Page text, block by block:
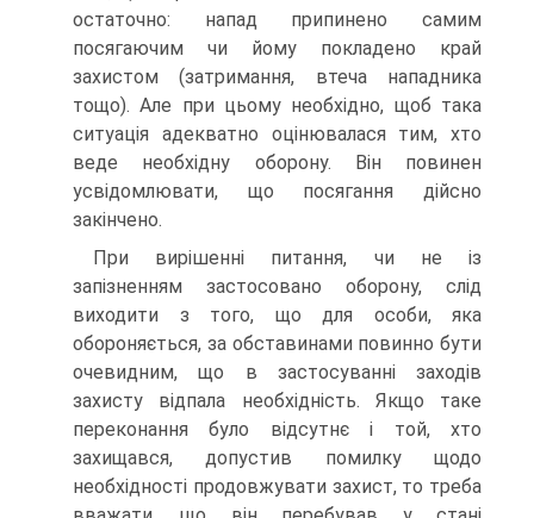
остаточно: напад припинено самим
посягаючим чи йому покладено край
захистом (затримання, втеча нападника
тощо). Але при цьому необхідно, щоб така
ситуація адекватно оцінювалася тим, хто
веде необхідну оборону. Він повинен
усвідомлювати, що посягання дійсно
закінчено.
При вирішенні питання, чи не із
запізненням застосовано оборону, слід
виходити з того, що для особи, яка
обороняється, за обставинами повинно бути
очевидним, що в застосуванні заходів
захисту відпала необхідність. Якщо таке
переконання було відсутнє і той, хто
захищався, допустив помилку щодо
необхідності продовжувати захист, то треба